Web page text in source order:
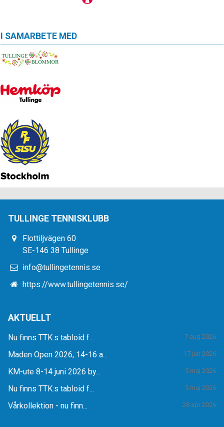
I SAMARBETE MED
TULLINGE TENNISKLUBB
Flottiljvägen 60
SE-146 38 Tullinge
info@tullingetennis.se
https://www.tullingetennis.se/
AKTUELLT
Nu finns TTK:s tabloid f... 7 aug 2026
Maden Open 2026, 14-16 a... 17 jun 2026
KM-ute 8-14 juni 2026 by... 5 maj 2026
Nu finns TTK:s tabloid f... 5 maj 2026
Vårkollektion - nu finn... 28 apr 2026